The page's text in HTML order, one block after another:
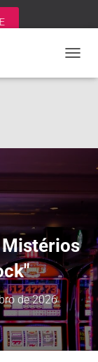
L
Ç
O
de 2026